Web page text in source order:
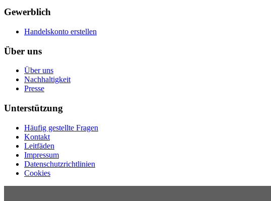
Gewerblich
Handelskonto erstellen
Über uns
Über uns
Nachhaltigkeit
Presse
Unterstützung
Häufig gestellte Fragen
Kontakt
Leitfäden
Impressum
Datenschutzrichtlinien
Cookies